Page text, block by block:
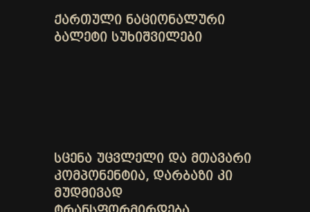
ᲥᲐᲠᲗᲣᲚᲘ ᲜᲐᲪᲘᲝᲜᲐᲚᲣᲠᲘ
ᲑᲐᲚᲔᲢᲘ ᲡᲣᲮᲘᲨᲕᲘᲚᲔᲑᲘ
ᲡᲪᲔᲜᲐ ᲣᲪᲕᲚᲔᲚᲘ ᲓᲐ ᲛᲗᲐᲕᲐᲠᲘ
ᲙᲝᲛᲞᲝᲜᲔᲜᲢᲘᲐ, ᲓᲐᲠᲑᲐᲖᲘ ᲙᲘ
ᲛᲣᲓᲛᲘᲕᲐᲓ